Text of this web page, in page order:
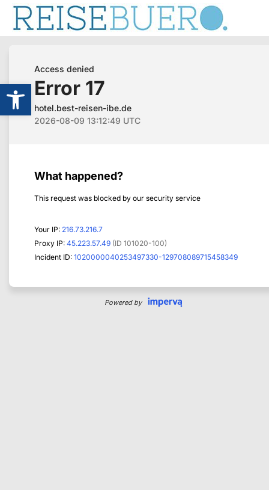
Werkzeugleiste öffnen